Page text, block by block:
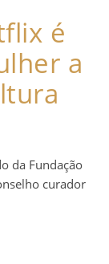
é
a
curador